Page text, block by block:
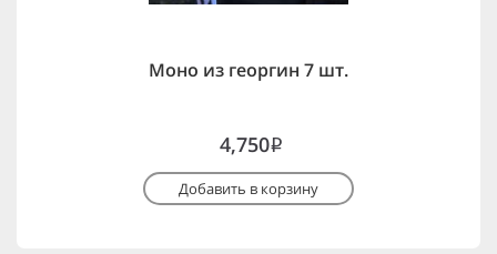
Моно из георгин 7 шт.
4,750i
Добавить в корзину